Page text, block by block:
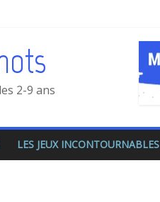
2-9 ans
LES JEUX INCONTOURNABLES